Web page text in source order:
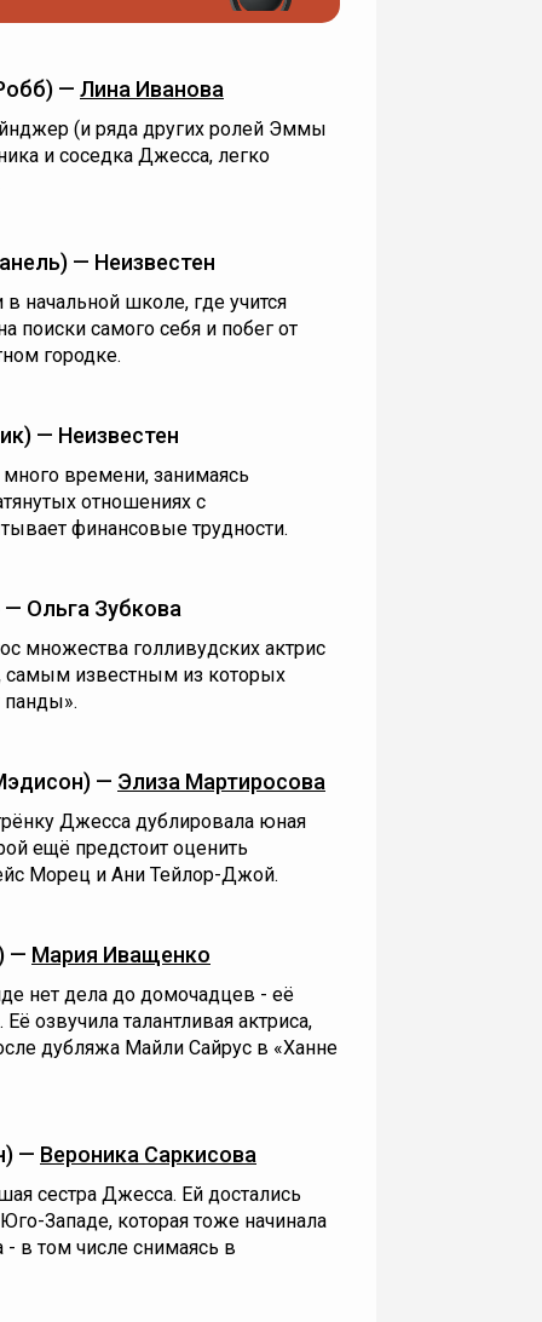
— Лина Иванова
(и ряда других ролей Эммы
и соседка Джесса, легко
— Неизвестен
начальной школе, где учится
поиски самого себя и побег от
городке.
— Неизвестен
времени, занимаясь
отношениях с
финансовые трудности.
— Ольга Зубкова
множества голливудских актрис
самым известным из которых
панды».
— Элиза Мартиросова
Джесса дублировала юная
ещё предстоит оценить
Морец и Ани Тейлор-Джой.
— Мария Иващенко
нет дела до домочадцев - её
озвучила талантливая актриса,
дубляжа Майли Сайрус в «Ханне
— Вероника Саркисова
сестра Джесса. Ей достались
Западе, которая тоже начинала
- в том числе снимаясь в